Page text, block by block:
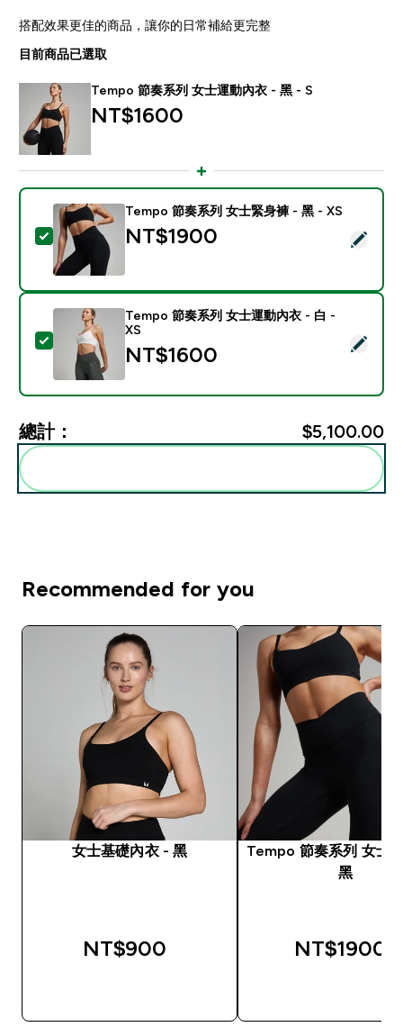
搭配效果更佳的商品，讓你的日常補給更完整
目前商品已選取
Tempo 節奏系列 女士運動內衣 - 黑 - S
NT$1600‎
選取此商品 - Tempo 節奏系列 女士緊身褲 - 黑 - XS
Tempo 節奏系列 女士緊身褲 - 黑 - XS
NT$1900‎
選取此商品 - Tempo 節奏系列 女士運動內衣 - 白 - XS
Tempo 節奏系列 女士運動內衣 - 白 -
XS
NT$1600‎
總計： $5,100.00‎
Recommended for you
女士基礎內衣 - 黑
NT$900‎
Tempo 節奏系列 女士
黑
NT$1900‎